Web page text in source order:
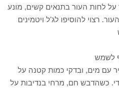
על לחות העור בתנאים קשים, מונע
רצוי להוסיפו לג'ל ויטמינים
לשמש
עם מים, ובדקי כמות קטנה על
כשהדבש חם, מרחי בנדיבות על